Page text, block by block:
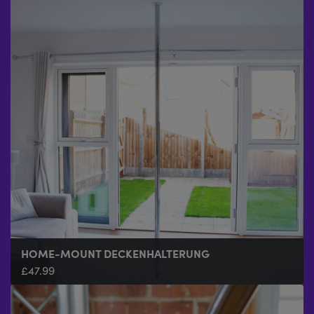
HOME-MOUNT DECKENHALTERUNG
£47.99